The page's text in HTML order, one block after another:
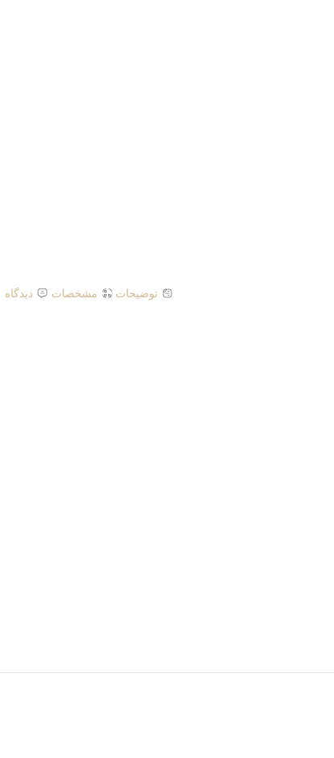
توضیحات مشخصات دیدگاه